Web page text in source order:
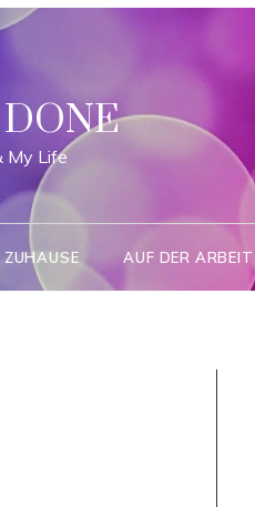
My Life
ZUHAUSE AUF DER ARBEIT